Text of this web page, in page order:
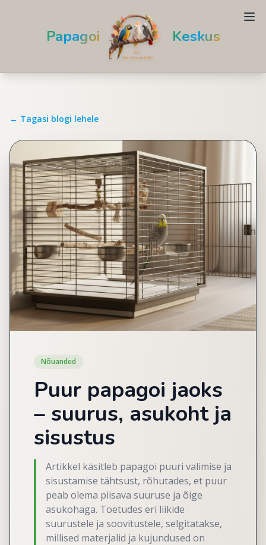
Papagoi Keskus
← Tagasi blogi lehele
Nõuanded
Puur papagoi jaoks
– suurus, asukoht ja
sisustus
Artikkel käsitleb papagoi puuri valimise ja
sisustamise tähtsust, rõhutades, et puur
peab olema piisava suuruse ja õige
asukohaga. Toetudes eri liikide
suurustele ja soovitustele, selgitatakse,
millised materjalid ja kujundused on